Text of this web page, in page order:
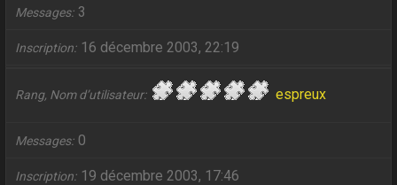
Messages 3
Inscription 16 décembre 2003, 22:19
Rang, Nom d’utilisateur espreux
Messages 0
Inscription 19 décembre 2003, 17:46